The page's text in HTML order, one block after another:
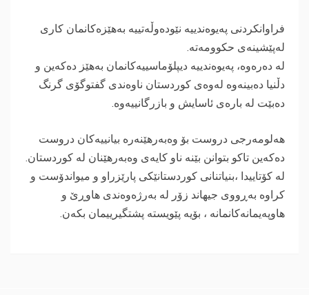
فراوانکردنی پەیوەندییە نێودەوڵەتییە بەهێزەکانمان کاری
لەپێشینەی حکوومەتە.
لە دەرەوە، پەیوەندییە دیپلۆماسییەکانمان بەهێز دەکەین و
دڵنیا دەبینەوە لەوەی کوردستان ناوەندی گفتوگۆی گرنگ
دەبێت لە بارەی ئاسایش و بازرگانییەوە.
هەلومەرجی دروست بۆ وەبەرهێنەرە بیانییەکان دروست
دەکەین تاکو بتوانن بێنە ناو کایەی وەبەرهێنان لە کوردستان.
لە کۆتاییدا ،بنیاتنانی کوردستانێکی پارێزراو و میواندۆست و
کراوە بەڕووی جیهاند زۆر لە بەرژەوەندی هاوڕێ و
هاوپەیمانەکانمانە ، بۆیە پێویستە پشتگیرییمان بکەن.